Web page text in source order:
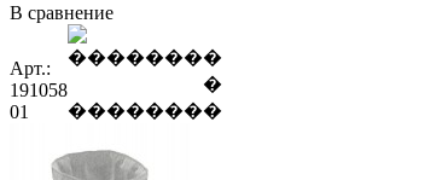
В сравнение
Арт.:
191058
01